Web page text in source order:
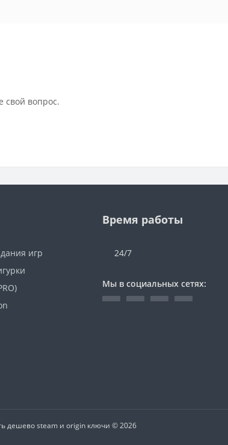
свой вопрос.
игр
Время работы
24/7
Мы в социальных сетях:
дешево steam и origin ключи © 2026